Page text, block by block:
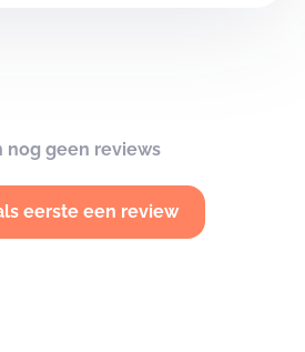
nog geen reviews
eerste een review